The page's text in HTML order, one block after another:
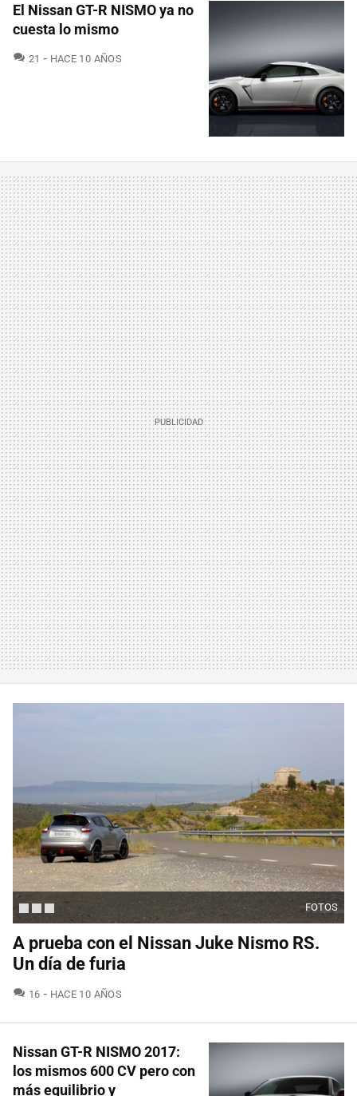
El Nissan GT-R NISMO ya no
cuesta lo mismo
21 COMENTARIOS
HACE 10 AÑOS
FOTOS
A prueba con el Nissan Juke Nismo RS.
Un día de furia
16 COMENTARIOS
HACE 10 AÑOS
Nissan GT-R NISMO 2017:
los mismos 600 CV pero con
más equilibrio y